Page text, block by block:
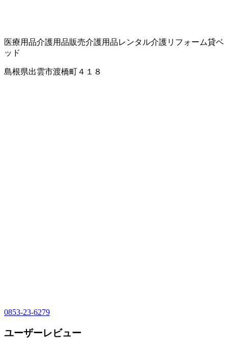
医療用品介護用品販売介護用品レンタル介護リフォーム貸ベ
ッド
島根県出雲市渡橋町４１８
0853-23-6279
ユーザーレビュー